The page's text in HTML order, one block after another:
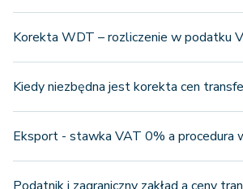
Korekta WDT – rozliczenie w podatku
Kiedy niezbędna jest korekta cen
Eksport - stawka VAT 0% a procedura